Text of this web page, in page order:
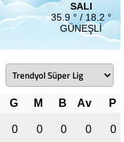
SALI
35.9 ° / 18.2 °
GÜNEŞLI
G M B Av
P
0 0 0 0 0